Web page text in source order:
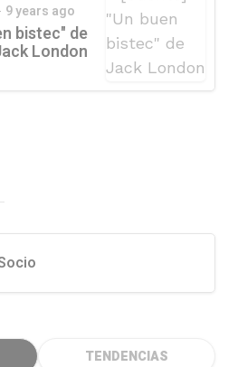
9 years ago
bistec" de
London
TENDENCIAS